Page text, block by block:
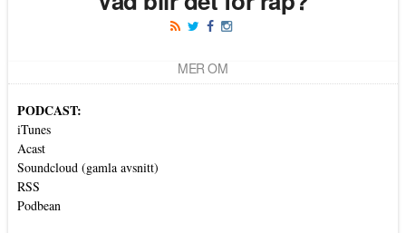
MER OM
PODCAST:
iTunes
Acast
Soundcloud (gamla avsnitt)
RSS
Podbean